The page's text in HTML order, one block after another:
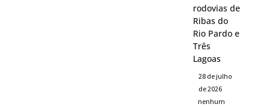
rodovias de
Ribas do
Rio Pardo e
Três
Lagoas
28 de julho
de 2026
nenhum